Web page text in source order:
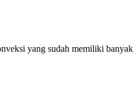
yang sudah memiliki banyak